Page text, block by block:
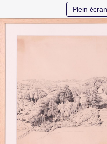
Plein écran